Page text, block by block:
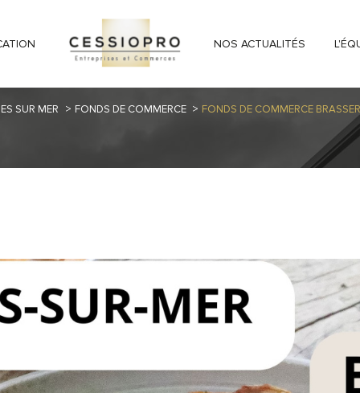
NOS ACTUALITÉS
SUR MER FONDS DE COMMERCE FONDS DE COMMERCE